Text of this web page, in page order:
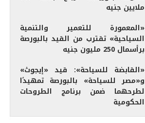
ملايين جنيه
«المعمورة للتعمير والتنمية
السياحية» تقترب من القيد بالبورصة
برأسمال 250 مليون جنيه
«القابضة للسياحة»: قيد «إيجوث»
و«مصر للسياحة» بالبورصة تمهيدًا
لطرحهما ضمن برنامج الطروحات
الحكومية